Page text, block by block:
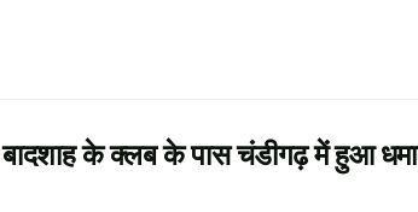
के क्लब के पास चंडीगढ़ में हुआ